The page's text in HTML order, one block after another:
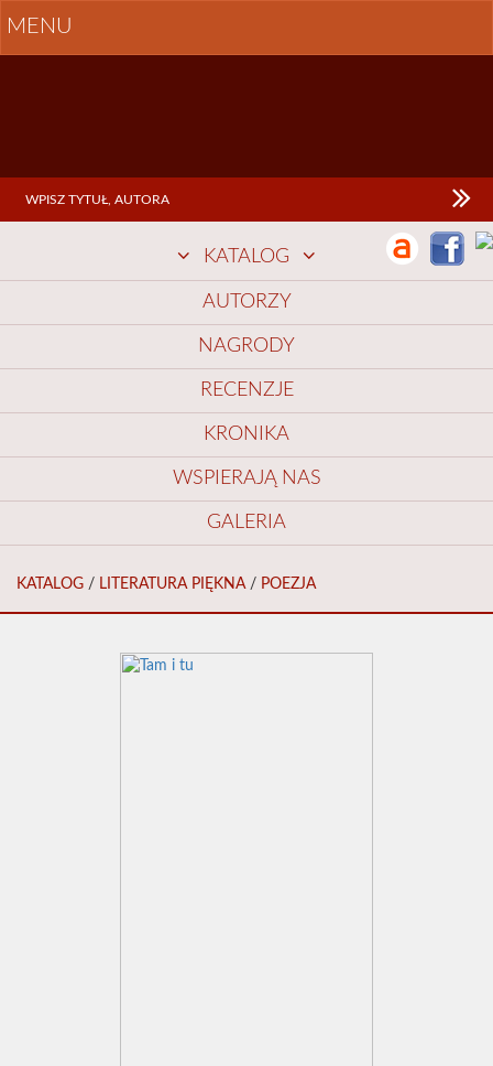
MENU
KATALOG
AUTORZY
NAGRODY
RECENZJE
KRONIKA
WSPIERAJĄ NAS
GALERIA
KATALOG / LITERATURA PIĘKNA / POEZJA